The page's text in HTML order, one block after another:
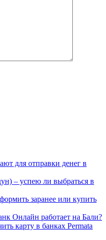
для отправки денег в
– успею ли выбраться в
заранее или купить
Онлайн работает на Бали?
карту в банках Permata